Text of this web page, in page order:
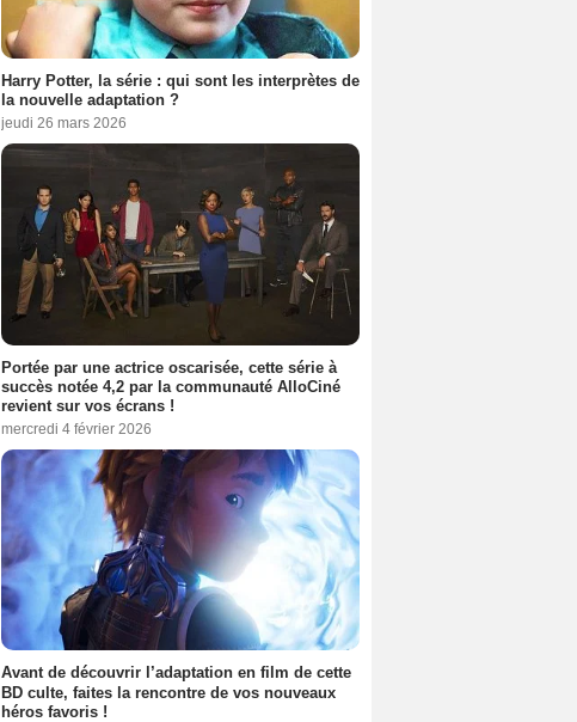
Harry Potter, la série : qui sont les interprètes de
la nouvelle adaptation ?
jeudi 26 mars 2026
Portée par une actrice oscarisée, cette série à
succès notée 4,2 par la communauté AlloCiné
revient sur vos écrans !
mercredi 4 février 2026
Avant de découvrir l’adaptation en film de cette
BD culte, faites la rencontre de vos nouveaux
héros favoris !